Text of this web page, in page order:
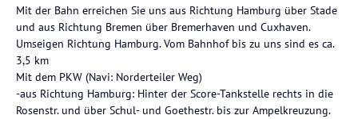
Mit der Bahn erreichen Sie uns aus Richtung Hamburg über Stade
und aus Richtung Bremen über Bremerhaven und Cuxhaven.
Umseigen Richtung Hamburg. Vom Bahnhof bis zu uns sind es ca.
3,5 km
Mit dem PKW (Navi: Norderteiler Weg)
-aus Richtung Hamburg: Hinter der Score-Tankstelle rechts in die
Rosenstr. und über Schul- und Goethestr. bis zur Ampelkreuzung.